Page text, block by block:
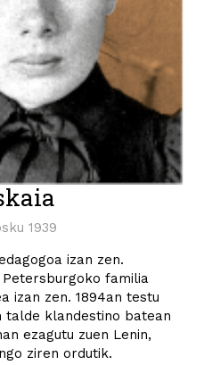
1939
izan zen.
familia
izan zen. 1894an testu
talde klandestino batean
ezagutu zuen Lenin,
ziren ordutik.